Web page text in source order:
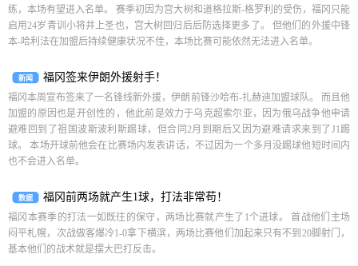
练，本场有望进入名单。 赛季初因为宫大树和道格拉斯-格罗利的受伤，福冈只能
启用24岁青训小将井上圣也，宫大树回归后后防选择更多了。 但他们的外援中锋
本-哈利法在加盟后持续健康状况不佳，本场比赛可能依然无法进入名单。
新闻 福冈签来伊朗外援射手！
福冈本周宣布签来了一名锋线新外援，伊朗前锋沙哈布-扎赫迪加盟球队。 而且他
加盟的原因也是开创性的，他此前是效力于乌克超索尔亚，因为俄乌战争他申请
避难回到了祖国波斯波利斯踢球，但合同2月到期后又因为避难请求来到了J1踢
球。 本场开球前他会在比赛场内发表讲话，不过因为一个多月没踢球他短时间内
也不会进入名单。
数据 福冈前两场就产生1球，打法非常苟！
福冈本赛季的打法一如既往的保守，两场比赛就产生了1个进球。 首战他们主场
闷平札幌，次战做客爆冷1-0拿下横滨，两场比赛他们加起来只有不到20脚射门，
基本他们的战术就是摆大巴打反击。